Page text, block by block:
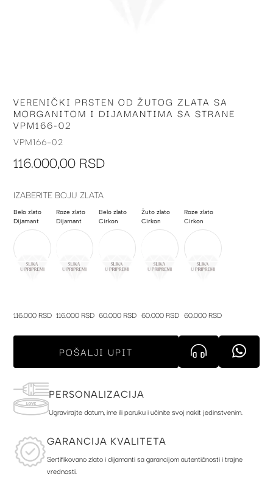
Skip
to
the
beginning
the
VERENIČKI PRSTEN OD ŽUTOG ZLATA SA
MORGANITOM I DIJAMANTIMA SA STRANE
VPM166-02
VPM166-02
116.000,00 RSD
IZABERITE BOJU ZLATA
Belo zlato
Dijamant
116.000 RSD
Roze zlato
Dijamant
116.000 RSD
Belo zlato
Cirkon
60.000 RSD
Žuto zlato
Cirkon
60.000 RSD
Roze zlato
Cirkon
60.000 RSD
POŠALJI UPIT
PERSONALIZACIJA
Ugravirajte datum, ime ili poruku i učinite svoj nakit jedinstvenim.
GARANCIJA KVALITETA
Sertifikovano zlato i dijamanti sa garancijom autentičnosti i trajne
vrednosti.